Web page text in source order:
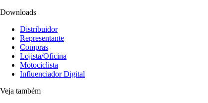
Downloads
Distribuidor
Representante
Compras
Lojista/Oficina
Motociclista
Influenciador Digital
Veja também